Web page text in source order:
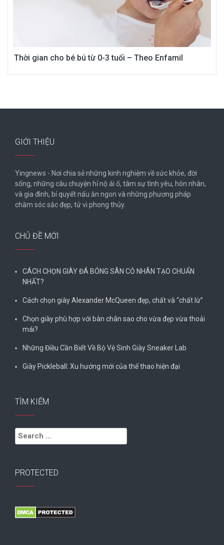
Thời gian cho bé bú từ 0-3 tuổi – Theo Enfamil
GIỚI THIỆU
Yingnews - Nơi chia sẻ những kinh nghiệm về sức khỏe, đời
sống, những câu chuyện hỉ nộ ái ố, tâm sự tình yêu, hôn nhân,
và gia đình, bí quyết nấu ăn ngon và những phương pháp
chăm sóc sắc đẹp, tử vi phong thủy.
CHỦ ĐỀ MỚI
CÁCH CHỌN GIÀY ĐÁ BÓNG SÂN CỎ NHÂN TẠO CHUẨN
NHẤT?
Cách chọn giày Alexander McQueen đẹp, chất và “chất lừ”
Chọn giày phù hợp với bàn chân sao cho vừa đẹp vừa thoải
mái?
Những Điều Cần Biết Về Bộ Vệ Sinh Giày Sneaker Lab
Giày Pickleball: Xu hướng mới của thể thao hiện đại
TÌM KIẾM
Search
for:
PROTECTED